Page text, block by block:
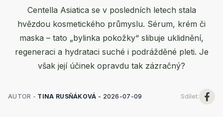
Centella Asiatica se v posledních letech stala
hvězdou kosmetického průmyslu. Sérum, krém či
maska – tato „bylinka pokožky“ slibuje uklidnění,
regeneraci a hydrataci suché i podrážděné pleti. Je
však její účinek opravdu tak zázračný?
AUTOR - TINA RUSŇÁKOVÁ - 2026-07-09 Sdílet: